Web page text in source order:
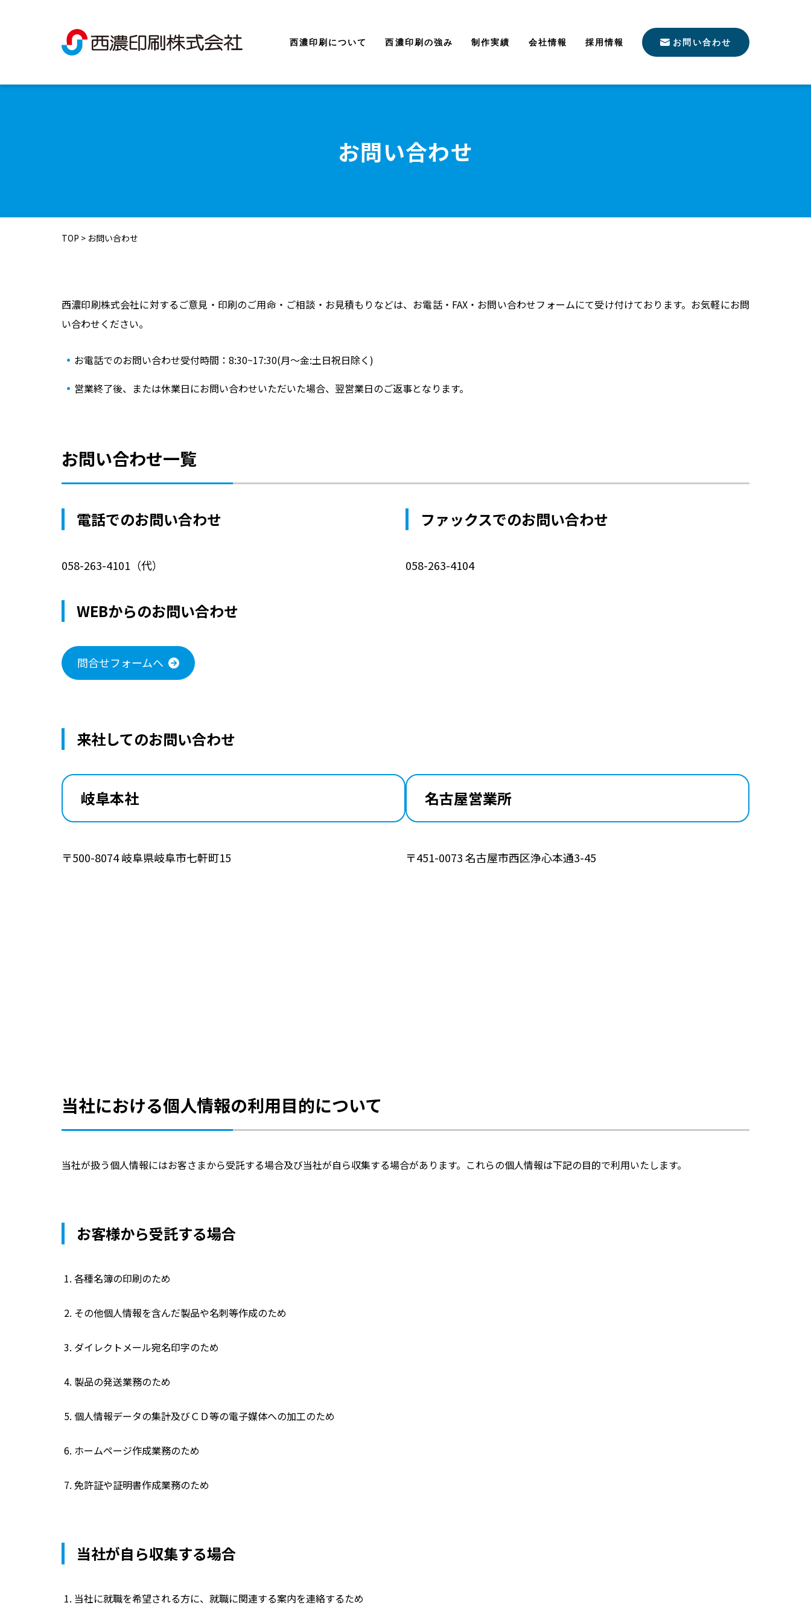
西濃印刷について 西濃印刷の強み 制作実績 会社情報 採用情報 お問い合わせ
お問い合わせ
TOP > お問い合わせ
西濃印刷株式会社に対するご意見・印刷のご用命・ご相談・お見積もりなどは、お電話・FAX・お問い合わせフォームにて受け付けております。お気軽にお問
い合わせください。
お電話でのお問い合わせ受付時間：8:30~17:30(月～金:土日祝日除く)
営業終了後、または休業日にお問い合わせいただいた場合、翌営業日のご返事となります。
お問い合わせ一覧
電話でのお問い合わせ
058-263-4101（代）
ファックスでのお問い合わせ
058-263-4104
WEBからのお問い合わせ
問合せフォームへ
来社してのお問い合わせ
岐阜本社
〒500-8074 岐阜県岐阜市七軒町15
名古屋営業所
〒451-0073 名古屋市西区浄心本通3-45
当社における個人情報の利用目的について
当社が扱う個人情報にはお客さまから受託する場合及び当社が自ら収集する場合があります。これらの個人情報は下記の目的で利用いたします。
お客様から受託する場合
各種名簿の印刷のため
その他個人情報を含んだ製品や名刺等作成のため
ダイレクトメール宛名印字のため
製品の発送業務のため
個人情報データの集計及びＣＤ等の電子媒体への加工のため
ホームページ作成業務のため
免許証や証明書作成業務のため
当社が自ら収集する場合
当社に就職を希望される方に、就職に関連する案内を連絡するため